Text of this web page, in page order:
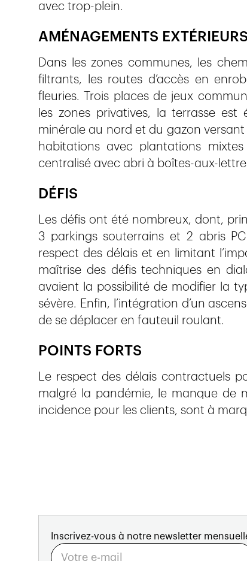
avec trop-plein.
AMÉNAGEMENTS EXTÉRIEURS
Dans les zones communes, les
filtrants, les routes d’accès en
fleuries. Trois places de jeux
les zones privatives, la terrasse
minérale au nord et du gazon
habitations avec plantations mixtes
centralisé avec abri à boîtes-aux-
DÉFIS
Les défis ont été nombreux, dont,
3 parkings souterrains et 2 abris
respect des délais et en limitant
maîtrise des défis techniques en
avaient la possibilité de modifier la
sévère. Enfin, l’intégration d’un
de se déplacer en fauteuil roulant.
POINTS FORTS
Le respect des délais contractuels
malgré la pandémie, le manque de
incidence pour les clients, sont à
Inscrivez-vous à notre newsletter